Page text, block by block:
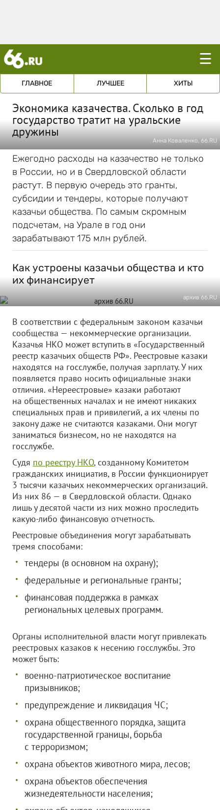
☰
ГЛАВНОЕ ЛУЧШЕЕ ХИТЫ
Экономика казачества. Сколько в год
государство тратит на уральские
дружины
Анна Коваленко, 66.RU
Ежегодно расходы на казачество не только
в России, но и в Свердловской области
растут. В первую очередь это гранты,
субсидии и тендеры, которые получают
казачьи общества. По самым скромным
подсчетам, на Урале в год они
зарабатывают 175 млн рублей.
Как устроены казачьи общества и кто
их финансирует
архив 66.RU
В соответствии с федеральным законом казачьи
сообщества — некоммерческие организации.
Казачья НКО может вступить в «Государственный
реестр казачьих обществ РФ». Реестровые казаки
находятся на госслужбе, получая зарплату. У них
появляется право носить официальные знаки
отличия. «Нереестровые» казаки работают
на общественных началах и не имеют никаких
специальных прав и привилегий, а их члены по
закону даже не считаются казаками. Они могут
заниматься бизнесом, но не находятся на
госслужбе.
Судя по реестру НКО, созданному Комитетом
гражданских инициатив, в России функционирует
3 тысячи казачьих некоммерческих организаций.
Из них 86 — в Свердловской области. Однако
лишь у десятой части из них можно проследить
какую-либо финансовую отчетность.
Реестровые объединения могут зарабатывать
тремя способами:
тендеры (в основном на охрану);
федеральные и региональные гранты;
финансовая поддержка в рамках
региональных целевых программ.
Органы исполнительной власти могут привлекать
реестровых казаков к несению госслужбы. Это
может быть:
военно-патриотическое воспитание
призывников;
предупреждение и ликвидация ЧС;
охрана общественного порядка, защита
государственной границы, борьба
с терроризмом;
охрана объектов животного мира, лесов;
охрана объектов обеспечения
жизнедеятельности населения;